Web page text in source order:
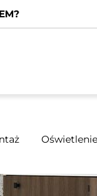
Oświetlenie